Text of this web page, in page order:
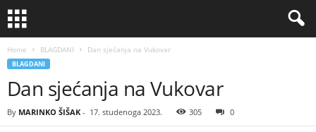
Home BLAGDANI Dan sjećanja na Vukovar
BLAGDANI
Dan sjećanja na Vukovar
By MARINKO ŠIŠAK - 17. studenoga 2023. 305 0